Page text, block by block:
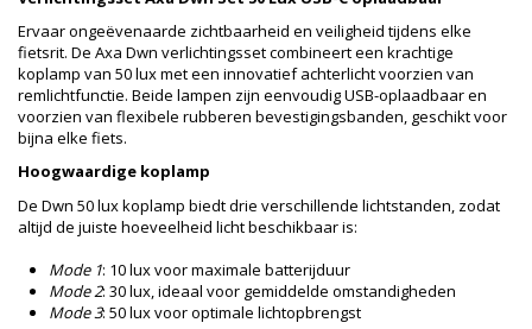
Ervaar ongeëvenaarde zichtbaarheid en veiligheid tijdens elke
fietsrit. De Axa Dwn verlichtingsset combineert een krachtige
koplamp van 50 lux met een innovatief achterlicht voorzien van
remlichtfunctie. Beide lampen zijn eenvoudig USB-oplaadbaar en
voorzien van flexibele rubberen bevestigingsbanden, geschikt voor
bijna elke fiets.
Hoogwaardige koplamp
De Dwn 50 lux koplamp biedt drie verschillende lichtstanden, zodat
altijd de juiste hoeveelheid licht beschikbaar is:
Mode 1: 10 lux voor maximale batterijduur
Mode 2: 30 lux, ideaal voor gemiddelde omstandigheden
Mode 3: 50 lux voor optimale lichtopbrengst